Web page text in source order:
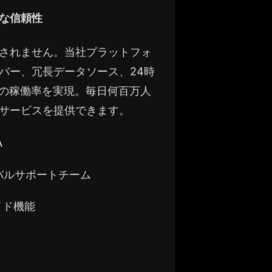
信頼性
れません。当社プラットフォ
ー、冗長データソース、24時
稼働率を実現。毎日何百万人
ービスを提供できます。
サポートチーム
機能